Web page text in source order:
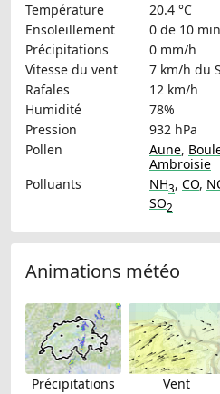
Température
20.4 °C
Ensoleillement
0 de 10 min
Précipitations
0 mm/h
Vitesse du vent
7 km/h du S
Rafales
12 km/h
Humidité
78%
Pression
932 hPa
Pollen
Aune,
Ambroisie
Polluants
NH3, CO,
SO2
Animations météo
Précipitations Vent